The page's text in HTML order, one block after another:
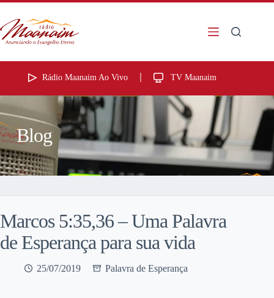
Rádio Maanaim Ao Vivo TV Maanaim
Blog
Marcos 5:35,36 – Uma Palavra
de Esperança para sua vida
25/07/2019 Palavra de Esperança